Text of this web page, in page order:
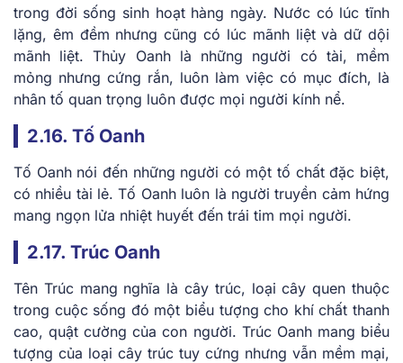
trong đời sống sinh hoạt hàng ngày. Nước có lúc tĩnh
lặng, êm đềm nhưng cũng có lúc mãnh liệt và dữ dội
mãnh liệt. Thủy Oanh là những người có tài, mềm
mỏng nhưng cứng rắn, luôn làm việc có mục đích, là
nhân tố quan trọng luôn được mọi người kính nể.
2.16. Tố Oanh
Tố Oanh nói đến những người có một tố chất đặc biệt,
có nhiều tài lẻ. Tố Oanh luôn là người truyền cảm hứng
mang ngọn lửa nhiệt huyết đến trái tim mọi người.
2.17. Trúc Oanh
Tên Trúc mang nghĩa là cây trúc, loại cây quen thuộc
trong cuộc sống đó một biểu tượng cho khí chất thanh
cao, quật cường của con người. Trúc Oanh mang biểu
tượng của loại cây trúc tuy cứng nhưng vẫn mềm mại,